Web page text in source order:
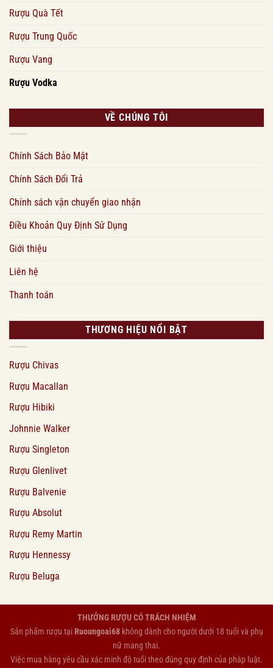
Rượu Quà Tết
Rượu Trung Quốc
Rượu Vang
Rượu Vodka
VỀ CHÚNG TÔI
Chính Sách Bảo Mật
Chính Sách Đổi Trả
Chính sách vận chuyển giao nhận
Điều Khoản Quy Định Sử Dụng
Giới thiệu
Liên hệ
Thanh toán
THƯƠNG HIỆU NỔI BẬT
Rượu Chivas
Rượu Macallan
Rượu Hibiki
Johnnie Walker
Rượu Singleton
Rượu Glenlivet
Rượu Balvenie
Rượu Absolut
Rượu Remy Martin
Rượu Hennessy
Rượu Beluga
THƯỞNG RƯỢU CÓ TRÁCH NHIỆM
Sản phẩm rượu tạiRuoungoai68không dành cho người dưới 18 tuổi và phụ
nữ mang thai.
Việc mua hàng yêu cầu xác minh độ tuổi theo đúng quy định của pháp luật.